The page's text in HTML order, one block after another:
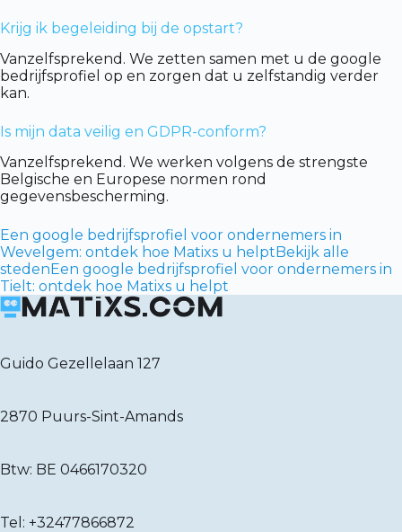
Krijg ik begeleiding bij de opstart?
Vanzelfsprekend. We zetten samen met u de google
bedrijfsprofiel op en zorgen dat u zelfstandig verder
kan.
Is mijn data veilig en GDPR-conform?
Vanzelfsprekend. We werken volgens de strengste
Belgische en Europese normen rond
gegevensbescherming.
Een google bedrijfsprofiel voor ondernemers in
Wevelgem: ontdek hoe Matixs u helptBekijk alle
stedenEen google bedrijfsprofiel voor ondernemers in
Tielt: ontdek hoe Matixs u helpt
Guido Gezellelaan 127
2870 Puurs-Sint-Amands
Btw: BE 0466170320
Tel: +32477866872